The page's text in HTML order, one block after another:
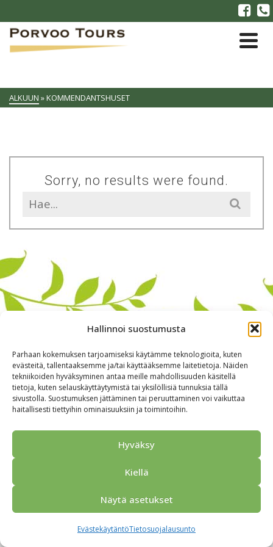
Hallinnoi suostumusta
Parhaan kokemuksen tarjoamiseksi käytämme teknologioita, kuten
evästeitä, tallentaaksemme ja/tai käyttääksemme laitetietoja. Näiden
tekniikoiden hyväksyminen antaa meille mahdollisuuden käsitellä
tietoja, kuten selauskäyttäytymistä tai yksilöllisiä tunnuksia tällä
sivustolla. Suostumuksen jättäminen tai peruuttaminen voi vaikuttaa
haitallisesti tiettyihin ominaisuuksiin ja toimintoihin.
Hyväksy
Kiellä
Näytä asetukset
EvästekäytäntöTietosuojalausunto
ALKUUN »KOMMENDANTSHUSET
Sorry, no results were found.
Search
for:
Alkuun Ryhmille Kokous & Ohjelmat
Yhteistyökumppanit
Tarjouspyyntö
Anna palautetta
Tietosuojaseloste
© 2026 Porvoo Tours - matkanjärjestäjä / FPW